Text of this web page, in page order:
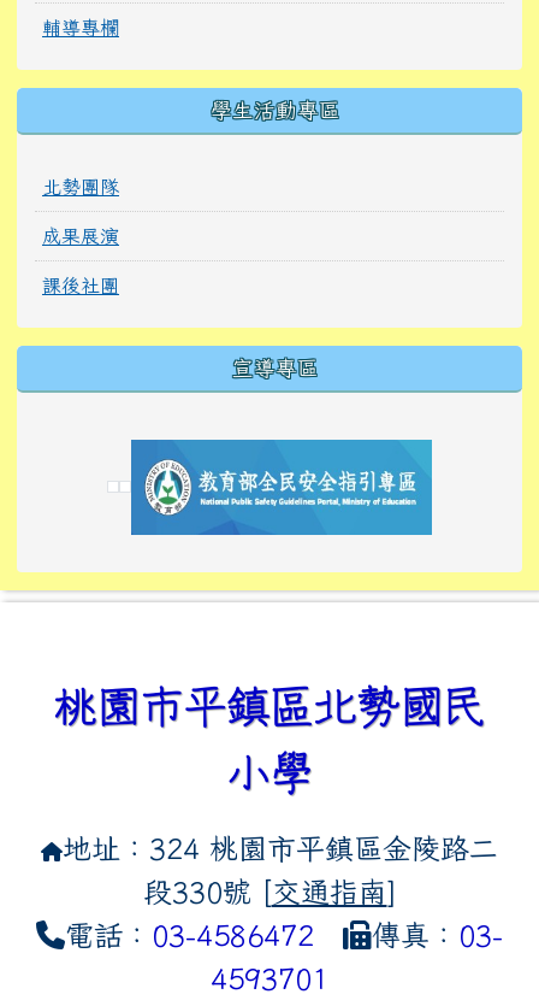
輔導專欄
學生活動專區
北勢團隊
成果展演
課後社團
宣導專區
link to https://
link to https://10000.gov.tw/
link to https://
link to https://10000.gov.tw/
link to https://
link to https://
link to https://i.win.org.tw/
link to https://
link to https://
link to https://
link to https://
桃園市平鎮區北勢國民
小學
地址：324 桃園市平鎮區金陵路二
段330號 [交通指南]
電話： 03-4586472 傳真： 03-
4593701